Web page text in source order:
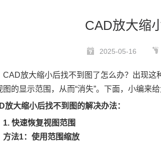
CAD放大缩
2025-05-16
CAD放大缩小后找不到图了怎么办？出现这
图的显示范围，从而“消失”。下面，小编来
放大缩小后找不到图的解决办法：
1. 快速恢复视图范围
方法1：使用范围缩放